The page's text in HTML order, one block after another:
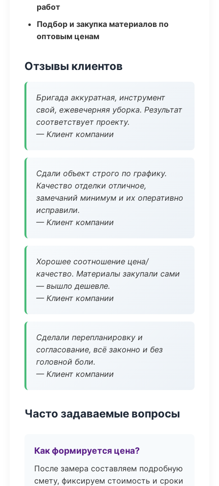
работ
Подбор и закупка материалов по
оптовым ценам
Отзывы клиентов
Бригада аккуратная, инструмент
свой, ежевечерняя уборка. Результат
соответствует проекту.
— Клиент компании
Сдали объект строго по графику.
Качество отделки отличное,
замечаний минимум и их оперативно
исправили.
— Клиент компании
Хорошее соотношение цена/
качество. Материалы закупали сами
— вышло дешевле.
— Клиент компании
Сделали перепланировку и
согласование, всё законно и без
головной боли.
— Клиент компании
Часто задаваемые вопросы
Как формируется цена?
После замера составляем подробную
смету, фиксируем стоимость и сроки